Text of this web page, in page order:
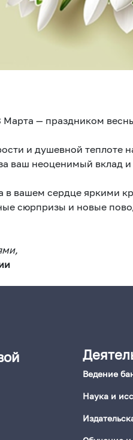
Марта — праздником
и душевной теплоте
ваш неоценимый вклад
в вашем сердце яркими
сюрпризы и новые
Ведение
Наука и